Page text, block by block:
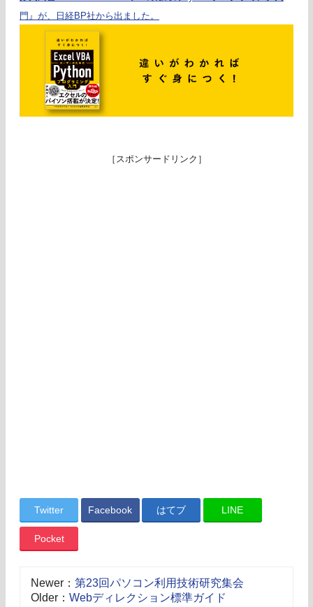
門』が、日経BP社から出ました。
［スポンサードリンク］
Twitter Facebook はてブ LINE
Pocket
Newer： 第23回パソコン利用技術研究集会
Older： Webディレクション標準ガイド